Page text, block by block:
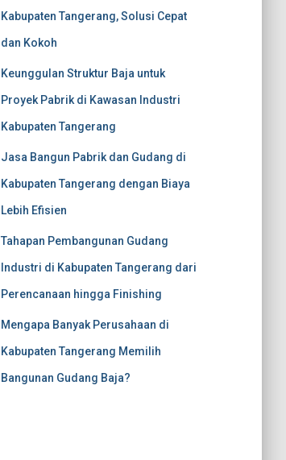
Kabupaten Tangerang, Solusi Cepat
dan Kokoh
Keunggulan Struktur Baja untuk
Proyek Pabrik di Kawasan Industri
Kabupaten Tangerang
Jasa Bangun Pabrik dan Gudang di
Kabupaten Tangerang dengan Biaya
Lebih Efisien
Tahapan Pembangunan Gudang
Industri di Kabupaten Tangerang dari
Perencanaan hingga Finishing
Mengapa Banyak Perusahaan di
Kabupaten Tangerang Memilih
Bangunan Gudang Baja?